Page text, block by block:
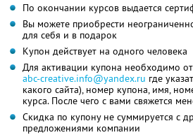
По окончании курсов выдается
Вы можете приобрести
для себя и в подарок
Купон действует на одного человека
Для активации купона необходимо
abc-creative.info@yandex.ru где
какого сайта), номер купона, имя,
курса. После чего с вами свяжется
Скидка по купону не суммируется с
предложениями компании